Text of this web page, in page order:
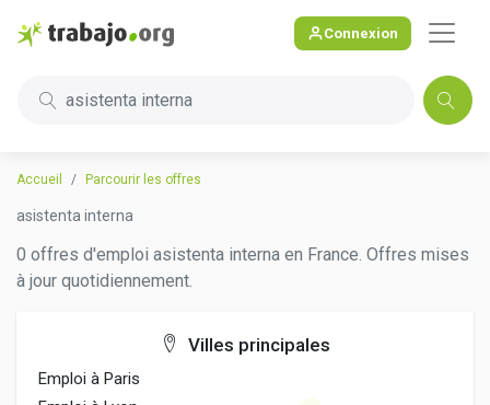
Connexion
asistenta interna
Accueil Parcourir les offres
asistenta interna
0 offres d'emploi asistenta interna en France. Offres mises
à jour quotidiennement.
Villes principales
Emploi à Paris